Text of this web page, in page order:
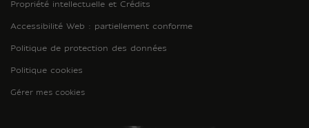
Propriété intellectuelle et Crédits
Accessibilité Web : partiellement conforme
Politique de protection des données
Politique cookies
Gérer mes cookies